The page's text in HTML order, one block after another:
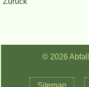
© 2026
Navigation
Sitemap